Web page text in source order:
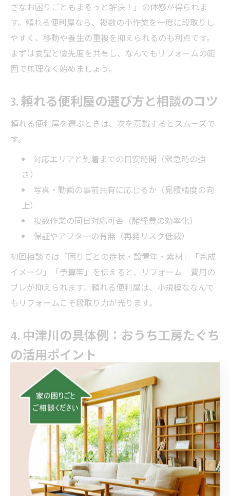
さなお困りごともまるっと解決！」の体感が得られま
す。頼れる便利屋なら、複数の小作業を一度に段取りし
やすく、移動や養生の重複を抑えられるのも利点です。
まずは要望と優先度を共有し、なんでもリフォームの範
囲で無理なく始めましょう。
3. 頼れる便利屋の選び方と相談のコツ
頼れる便利屋を選ぶときは、次を意識するとスムーズで
す。
対応エリアと到着までの目安時間（緊急時の強
さ）
写真・動画の事前共有に応じるか（見積精度の向
上）
複数作業の同日対応可否（諸経費の効率化）
保証やアフターの有無（再発リスク低減）
初回相談では「困りごとの症状・設置年・素材」「完成
イメージ」「予算帯」を伝えると、リフォーム 費用の
ブレが抑えられます。頼れる便利屋は、小規模ななんで
もリフォームこそ段取り力が光ります。
4. 中津川の具体例：おうち工房たぐち
の活用ポイント
中津川・南信エリアなら、地域密着の「おうち工房たぐ
ち」が参考になります。小さな修繕から増改築まで“なん
でもリフォーム”に対応し、電話一本で自宅訪問が可能。
出張費は基本1,000円で、サイト経由なら出張費が500円
になる特典があり、初回の相談ハードルを下げやすいで
すね。所在地は岐阜県中津川市苗木1204、営業時間は
9:00〜17:00、日曜定休。現地調査から見積もり、施工ま
で一貫対応で、親しみやすく誠実な案内が特徴です。小